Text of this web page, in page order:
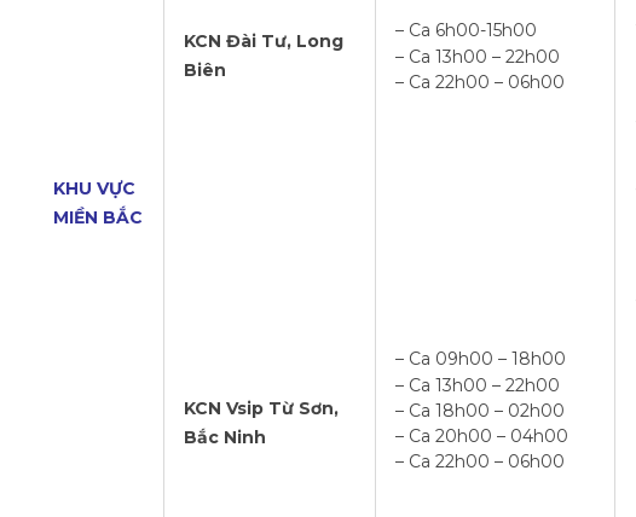
KHU VỰC
MIỀN BẮC
KCN Đài Tư, Long
Biên
– Ca 6h00-15h00
– Ca 13h00 – 22h00
– Ca 22h00 – 06h00
KCN Vsip Từ Sơn,
Bắc Ninh
– Ca 09h00 – 18h00
– Ca 13h00 – 22h00
– Ca 18h00 – 02h00
– Ca 20h00 – 04h00
– Ca 22h00 – 06h00